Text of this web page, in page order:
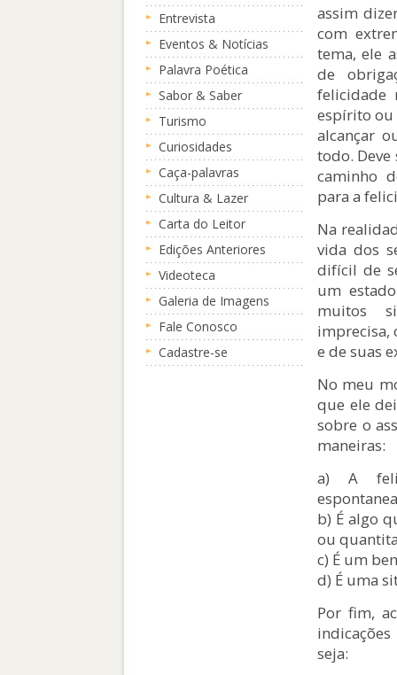
Entrevista
Eventos & Notícias
Palavra Poética
Sabor & Saber
Turismo
Curiosidades
Caça-palavras
Cultura & Lazer
Carta do Leitor
Edições Anteriores
Videoteca
Galeria de Imagens
Fale Conosco
Cadastre-se
assim
com
tema, ele
de
felicidade
espírito ou
alcançar
todo.
caminho
para a
Na
vida dos
difícil de
um
muitos
imprecisa,
e de suas
No meu
que ele
sobre o
maneiras:
a) A
b) É algo
ou
c) É um
d) É uma
Por fim,
seja: